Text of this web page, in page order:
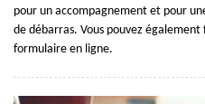
pour un accompagnement et pour
de débarras. Vous pouvez
formulaire en ligne.